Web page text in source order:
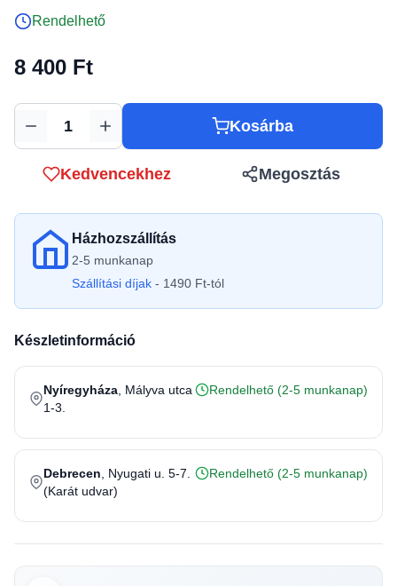
Rendelhető
8 400 Ft
Mennyiség Kosárba
Kedvencekhez Megosztás
Házhozszállítás
2-5 munkanap
Szállítási díjak - 1490 Ft-tól
Készletinformáció
Nyíregyháza , Mályva utca
1-3.
Rendelhető (2-5 munkanap)
Debrecen , Nyugati u. 5-7.
(Karát udvar)
Rendelhető (2-5 munkanap)